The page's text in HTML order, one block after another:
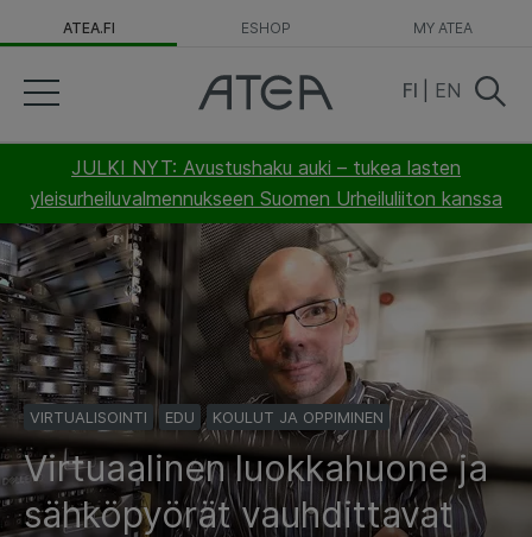
ATEA.FI ESHOP MY ATEA
JULKI NYT: Avustushaku auki – tukea lasten
yleisurheiluvalmennukseen Suomen Urheiluliiton kanssa
FI EN
VIRTUALISOINTI EDU KOULUT JA OPPIMINEN
Virtuaalinen luokkahuone ja
sähköpyörät vauhdittavat